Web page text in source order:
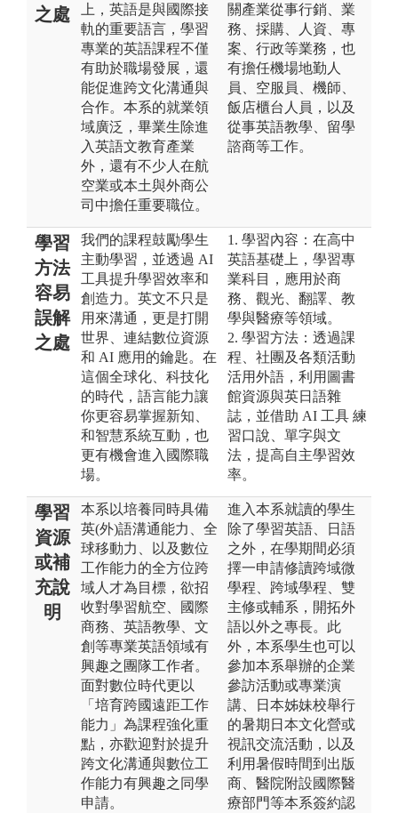
之處
上，英語是與國際接
軌的重要語言，學習
專業的英語課程不僅
有助於職場發展，還
能促進跨文化溝通與
合作。本系的就業領
域廣泛，畢業生除進
入英語文教育產業
外，還有不少人在航
空業或本土與外商公
司中擔任重要職位。
關產業從事行銷、業
務、採購、人資、專
案、行政等業務，也
有擔任機場地勤人
員、空服員、機師、
飯店櫃台人員，以及
從事英語教學、留學
諮商等工作。
學習
方法
容易
誤解
之處
我們的課程鼓勵學生
主動學習，並透過 AI
工具提升學習效率和
創造力。英文不只是
用來溝通，更是打開
世界、連結數位資源
和 AI 應用的鑰匙。在
這個全球化、科技化
的時代，語言能力讓
你更容易掌握新知、
和智慧系統互動，也
更有機會進入國際職
場。
1. 學習內容：在高中
英語基礎上，學習專
業科目，應用於商
務、觀光、翻譯、教
學與醫療等領域。
2. 學習方法：透過課
程、社團及各類活動
活用外語，利用圖書
館資源與英日語雜
誌，並借助 AI 工具 練
習口說、單字與文
法，提高自主學習效
率。
學習
資源
或補
充說
明
本系以培養同時具備
英(外)語溝通能力、全
球移動力、以及數位
工作能力的全方位跨
域人才為目標，欲招
收對學習航空、國際
商務、英語教學、文
創等專業英語領域有
興趣之團隊工作者。
面對數位時代更以
「培育跨國遠距工作
能力」為課程強化重
點，亦歡迎對於提升
跨文化溝通與數位工
作能力有興趣之同學
申請。
進入本系就讀的學生
除了學習英語、日語
之外，在學期間必須
擇一申請修讀跨域微
學程、跨域學程、雙
主修或輔系，開拓外
語以外之專長。此
外，本系學生也可以
參加本系舉辦的企業
參訪活動或專業演
講、日本姊妹校舉行
的暑期日本文化營或
視訊交流活動，以及
利用暑假時間到出版
商、醫院附設國際醫
療部門等本系簽約認